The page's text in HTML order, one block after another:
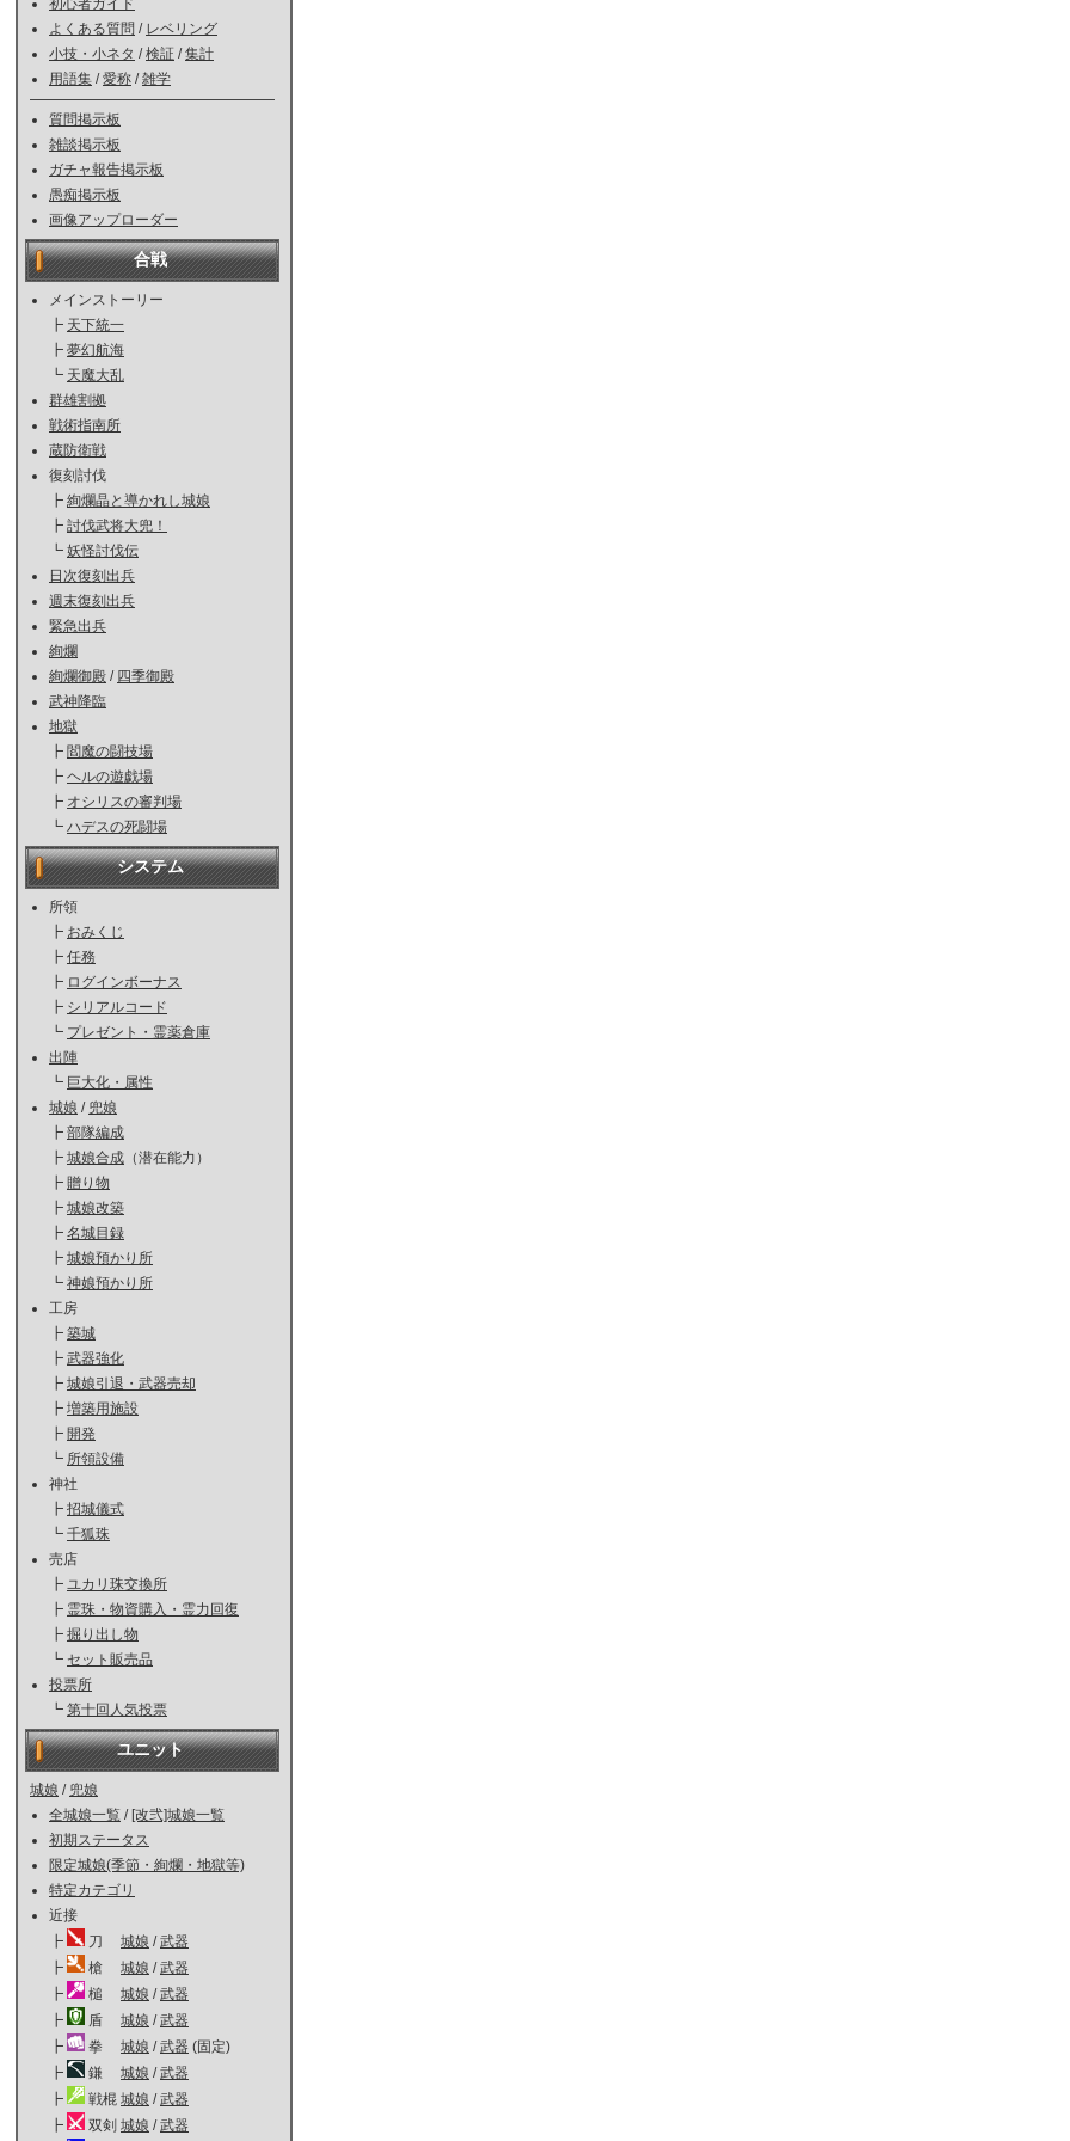
初心者ガイド
よくある質問 / レベリング
小技・小ネタ /検証 /集計
用語集 /愛称 /雑学
質問掲示板
雑談掲示板
ガチャ報告掲示板
愚痴掲示板
画像アップローダー
合戦
メインストーリー
┣ 天下統一
┣ 夢幻航海
┗ 天魔大乱
群雄割拠
戦術指南所
蔵防衛戦
復刻討伐
┣ 絢爛晶と導かれし城娘
┣ 討伐武将大兜！
┗ 妖怪討伐伝
日次復刻出兵
週末復刻出兵
緊急出兵
絢爛
絢爛御殿 / 四季御殿
武神降臨
地獄
┣ 閻魔の闘技場
┣ ヘルの遊戯場
┣ オシリスの審判場
┗ ハデスの死闘場
システム
所領
┣ おみくじ
┣ 任務
┣ ログインボーナス
┣ シリアルコード
┗ プレゼント・霊薬倉庫
出陣
┗ 巨大化・属性
城娘 / 兜娘
┣ 部隊編成
┣ 城娘合成 （潜在能力）
┣ 贈り物
┣ 城娘改築
┣ 名城目録
┣ 城娘預かり所
┗ 神娘預かり所
工房
┣ 築城
┣ 武器強化
┣ 城娘引退・武器売却
┣ 増築用施設
┣ 開発
┗ 所領設備
神社
┣ 招城儀式
┗ 千狐珠
売店
┣ ユカリ珠交換所
┣ 霊珠・物資購入・霊力回復
┣ 掘り出し物
┗ セット販売品
投票所
┗ 第十回人気投票
ユニット
城娘 / 兜娘
全城娘一覧 / [改弐]城娘一覧
初期ステータス
限定城娘(季節・絢爛・地獄等)
特定カテゴリ
近接
┣
刀 城娘 /武器
┣
槍 城娘 /武器
┣
槌 城娘 /武器
┣
盾 城娘 /武器
┣
拳 城娘 /武器 (固定)
┣
鎌 城娘 /武器
┣
戦棍 城娘 /武器
┣
双剣 城娘 /武器